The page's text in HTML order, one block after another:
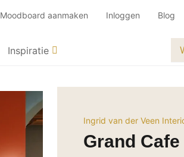
Moodboard aanmaken Inloggen Blog
Inspiratie
Ingrid van der Veen
Grand